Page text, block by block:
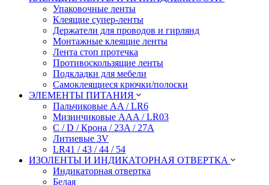
Упаковочные ленты
Клеящие супер-ленты
Держатели для проводов и гирлянд
Монтажные клеящие ленты
Лента стоп протечка
Противоскользящие ленты
Подкладки для мебели
Самоклеящиеся крючки/полоски
ЭЛЕМЕНТЫ ПИТАНИЯ
Пальчиковые AA / LR6
Мизинчиковые AAA / LR03
C / D / Крона / 23A / 27A
Литиевые 3V
LR41 / 43 / 44 / 54
ИЗОЛЕНТЫ И ИНДИКАТОРНАЯ ОТВЕРТКА
Индикаторная отвертка
Белая